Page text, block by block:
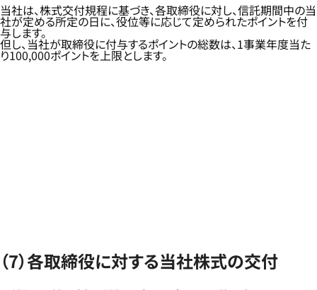
当社は、株式交付規程に基づき、各取締役に対し、信託期間中の当
社が定める所定の日に、役位等に応じて定められたポイントを付
与します。
但し、当社が取締役に付与するポイントの総数は、1事業年度当た
り100,000ポイントを上限とします。
（7）各取締役に対する当社株式の交付